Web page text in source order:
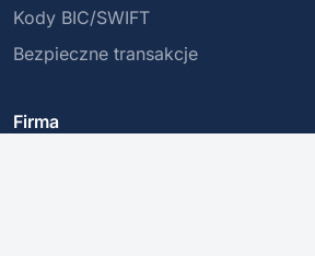
Kody BIC/SWIFT
Bezpieczne transakcje
Firma